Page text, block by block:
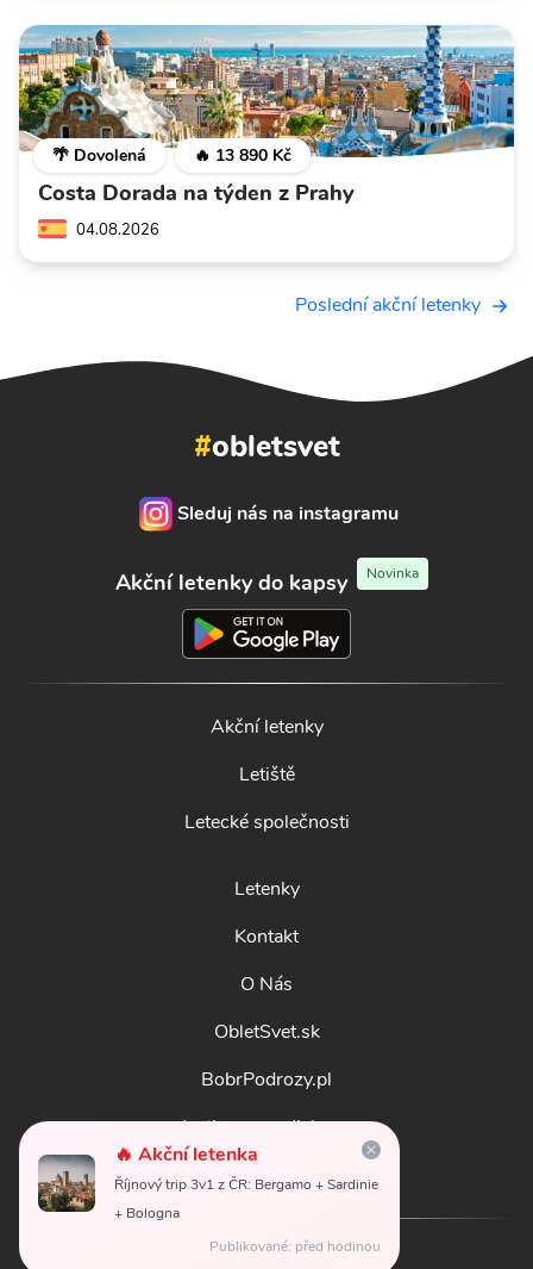
🌴 Dovolená 🔥 13 890 Kč
Costa Dorada na týden z Prahy
04.08.2026
Poslední akční letenky
🔥 Akční letenka
Říjnový trip 3v1 z ČR: Bergamo + Sardinie
+ Bologna
Publikované: před hodinou
#obletsvet
Sleduj nás na instagramu
Akční letenky do kapsy Novinka
Akční letenky
Letiště
Letecké společnosti
Letenky
Kontakt
O Nás
ObletSvet.sk
BobrPodrozy.pl
destinosmundiales.es
guidadestinazioni.it
© 2026obletsvet.cz